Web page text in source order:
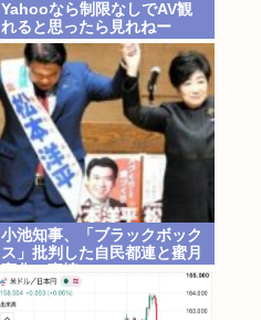
Yahooなら制限なしでAV観
れると思ったら見れねー
小池知事、「ブラックボック
ス」批判した自民都連と蜜月